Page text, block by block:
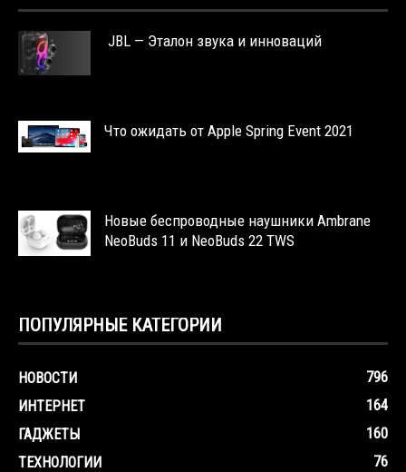
JBL — Эталон звука и инноваций
Что ожидать от Apple Spring Event 2021
Новые беспроводные наушники Ambrane
NeoBuds 11 и NeoBuds 22 TWS
ПОПУЛЯРНЫЕ КАТЕГОРИИ
НОВОСТИ
796
ИНТЕРНЕТ
164
ГАДЖЕТЫ
160
ТЕХНОЛОГИИ
76